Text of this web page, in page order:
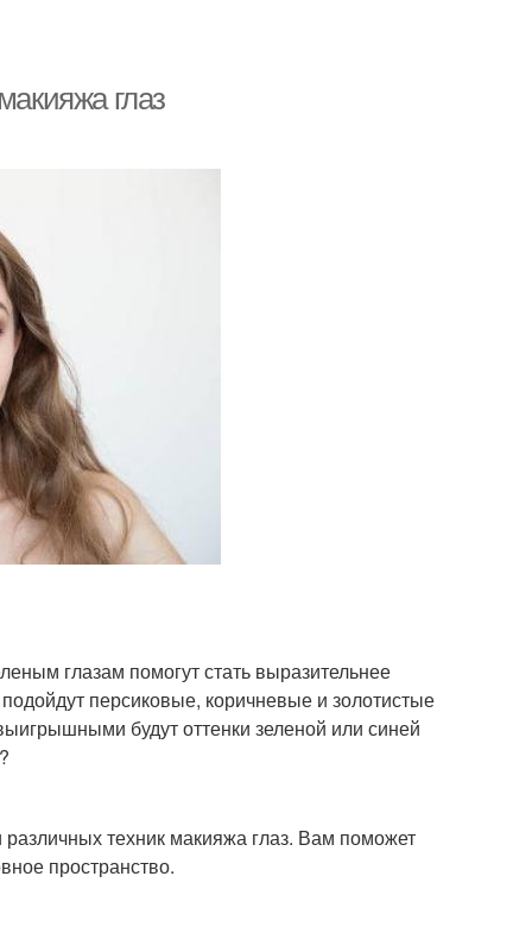
глаз
глазам помогут стать выразительнее
персиковые, коричневые и золотистые
будут оттенки зеленой или синей
техник макияжа глаз. Вам поможет
пространство.